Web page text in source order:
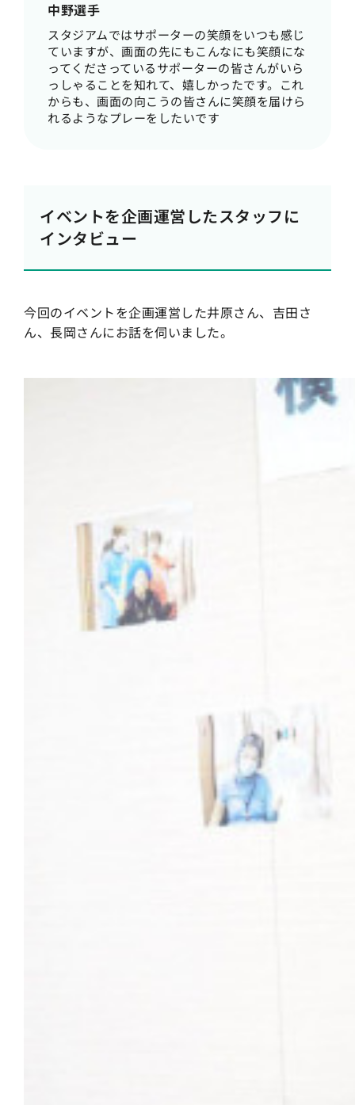
中野選手
スタジアムではサポーターの笑顔をいつも感じ
ていますが、画面の先にもこんなにも笑顔にな
ってくださっているサポーターの皆さんがいら
っしゃることを知れて、嬉しかったです。これ
からも、画面の向こうの皆さんに笑顔を届けら
れるようなプレーをしたいです
イベントを企画運営したスタッフに
インタビュー
今回のイベントを企画運営した井原さん、吉田さ
ん、長岡さんにお話を伺いました。